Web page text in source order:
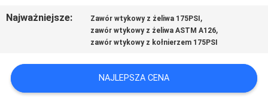
WYCENĘ
SITEMAP
Najważniejsze: Zawór wtykowy z żeliwa 175PSI ,
zawór wtykowy z żeliwa ASTM A126,
zawór wtykowy z kołnierzem 175PSI
NAJLEPSZA CENA